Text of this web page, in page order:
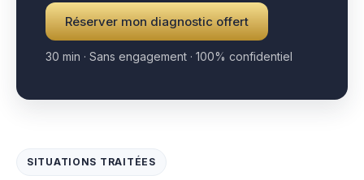
Réserver mon diagnostic offert
30 min · Sans engagement · 100% confidentiel
SITUATIONS TRAITÉES